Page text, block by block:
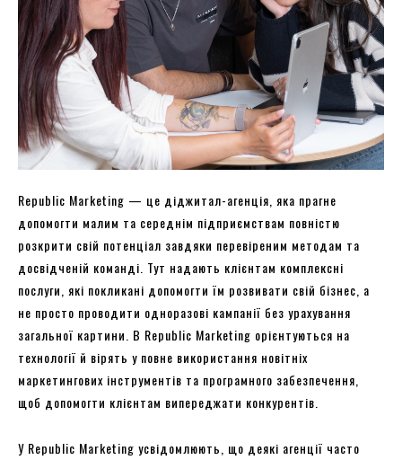
Republic Marketing — це діджитал-агенція, яка прагне
допомогти малим та середнім підприємствам повністю
розкрити свій потенціал завдяки перевіреним методам та
досвідченій команді. Тут надають клієнтам комплексні
послуги, які покликані допомогти їм розвивати свій бізнес, а
не просто проводити одноразові кампанії без урахування
загальної картини. В Republic Marketing орієнтуються на
технології й вірять у повне використання новітніх
маркетингових інструментів та програмного забезпечення,
щоб допомогти клієнтам випереджати конкурентів.
У Republic Marketing усвідомлюють, що деякі агенції часто